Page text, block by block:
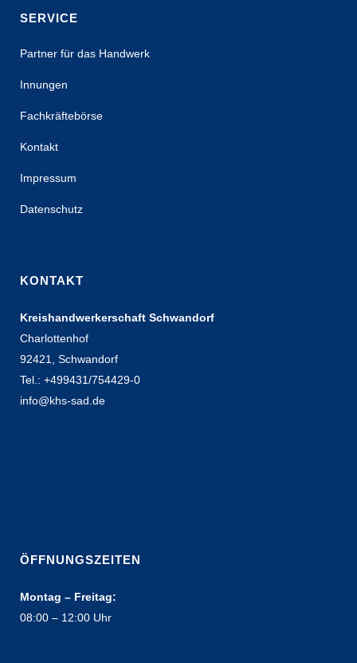
SERVICE
Partner für das Handwerk
Innungen
Fachkräftebörse
Kontakt
Impressum
Datenschutz
KONTAKT
Kreishandwerkerschaft Schwandorf
Charlottenhof
92421, Schwandorf
Tel.: +499431/754429-0
info@khs-sad.de
ÖFFNUNGSZEITEN
Montag – Freitag:
08:00 – 12:00 Uhr